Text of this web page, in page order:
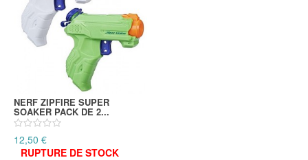
NERF ZIPFIRE SUPER
SOAKER PACK DE 2...
12,50 €
RUPTURE DE STOCK